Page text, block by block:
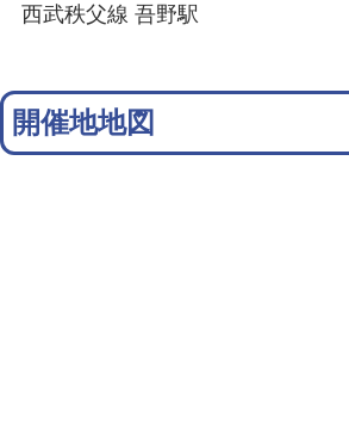
西武秩父線 吾野駅
開催地地図